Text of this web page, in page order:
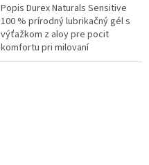
Popis Durex Naturals Sensitive
100 % prírodný lubrikačný gél s
výťažkom z aloy pre pocit
komfortu pri milovaní
Spríjemnite si milostné hry a